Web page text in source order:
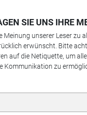
SIE UNS IHRE
Meinung unserer Leser zu
erwünscht. Bitte
auf die Netiquette, um
Kommunikation zu